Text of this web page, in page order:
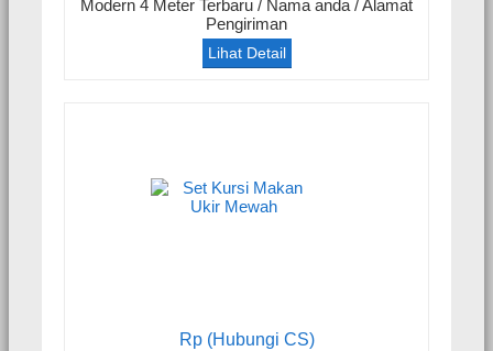
Modern 4 Meter Terbaru / Nama anda / Alamat
Pengiriman
Lihat Detail
Rp (Hubungi CS)